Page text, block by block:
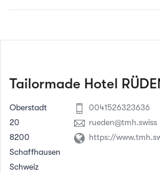
Tailormade Hotel
Oberstadt
20
8200
Schaffhausen
Schweiz
0041526323636
rueden@tmh.swiss
https://